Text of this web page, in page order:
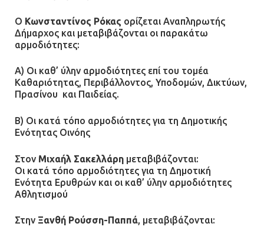
Ο Κωνσταντίνος Ρόκας ορίζεται Αναπληρωτής
Δήμαρχος και μεταβιβάζονται οι παρακάτω
αρμοδιότητες:
Α) Οι καθ’ ύλην αρμοδιότητες επί του τομέα
Καθαριότητας, Περιβάλλοντος, Υποδομών, Δικτύων,
Πρασίνου και Παιδείας.
Β) Οι κατά τόπο αρμοδιότητες για τη Δημοτικής
Ενότητας Οινόης
Στον Μιχαήλ Σακελλάρη μεταβιβάζονται:
Οι κατά τόπο αρμοδιότητες για τη Δημοτική
Ενότητα Ερυθρών και οι καθ’ ύλην αρμοδιότητες
Αθλητισμού
Στην Ξανθή Ρούσση-Παππά, μεταβιβάζονται: